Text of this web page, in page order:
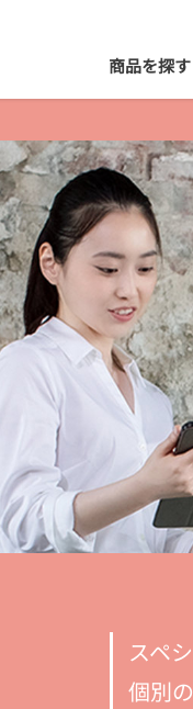
商品を探す
スペ
個別